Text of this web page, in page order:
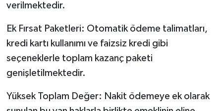
verilmektedir.
Ek Fırsat Paketleri: Otomatik ödeme talimatları,
kredi kartı kullanımı ve faizsiz kredi gibi
seçeneklerle toplam kazanç paketi
genişletilmektedir.
Yüksek Toplam Değer: Nakit ödemeye ek olarak
SPOR
SÜRMANŞET
Susurluk